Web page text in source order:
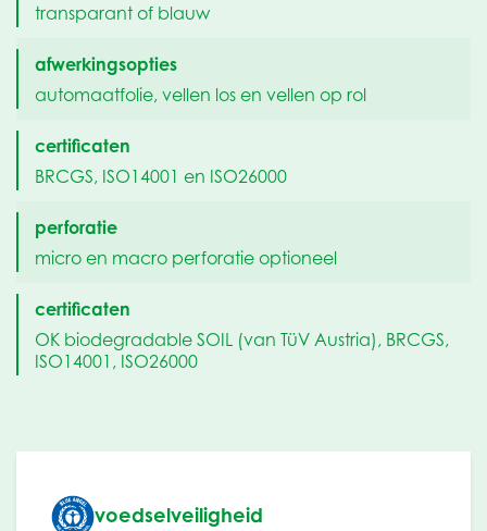
transparant of blauw
afwerkingsopties
automaatfolie, vellen los en vellen op rol
certificaten
BRCGS, ISO14001 en ISO26000
perforatie
micro en macro perforatie optioneel
certificaten
OK biodegradable SOIL (van TüV Austria), BRCGS,
ISO14001, ISO26000
voedselveiligheid